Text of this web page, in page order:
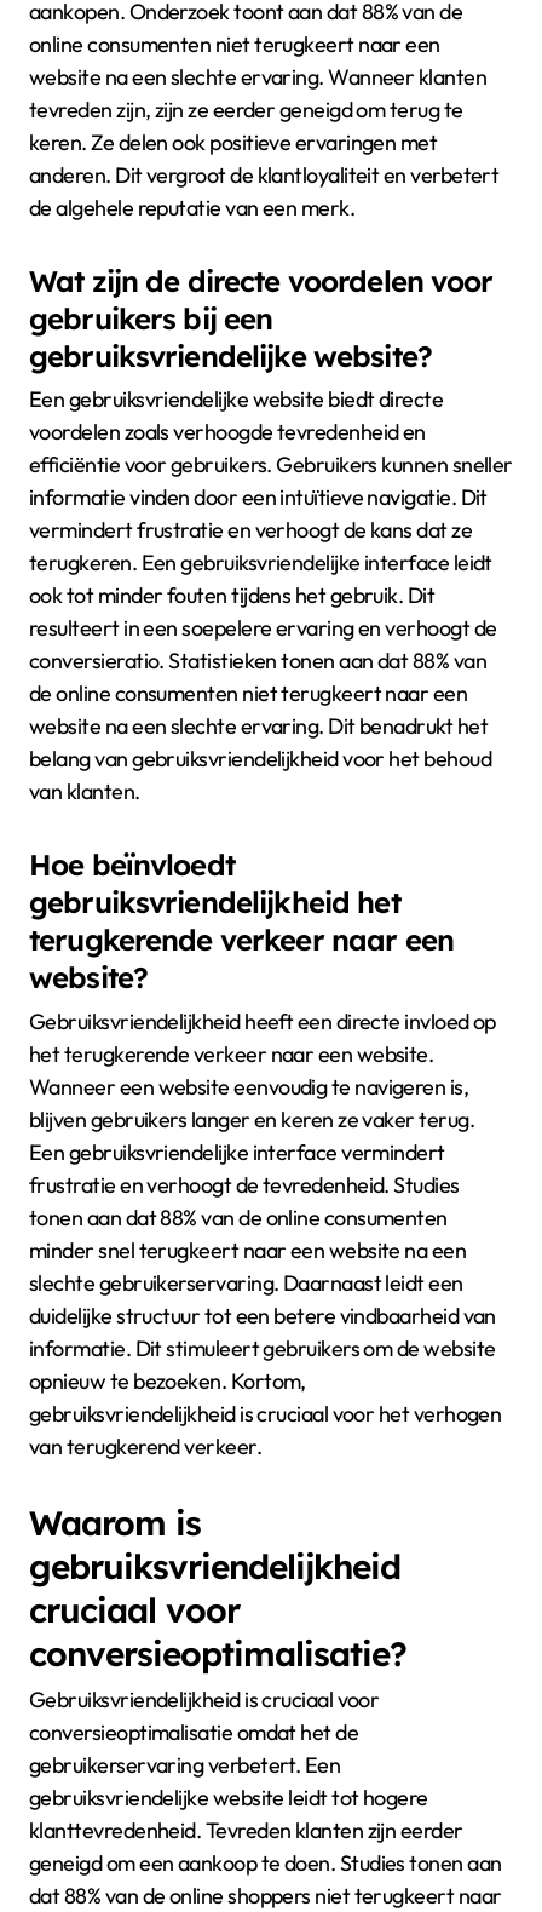
aankopen. Onderzoek toont aan dat 88% van de
online consumenten niet terugkeert naar een
website na een slechte ervaring. Wanneer klanten
tevreden zijn, zijn ze eerder geneigd om terug te
keren. Ze delen ook positieve ervaringen met
anderen. Dit vergroot de klantloyaliteit en verbetert
de algehele reputatie van een merk.
Wat zijn de directe voordelen voor
gebruikers bij een
gebruiksvriendelijke website?
Een gebruiksvriendelijke website biedt directe
voordelen zoals verhoogde tevredenheid en
efficiëntie voor gebruikers. Gebruikers kunnen sneller
informatie vinden door een intuïtieve navigatie. Dit
vermindert frustratie en verhoogt de kans dat ze
terugkeren. Een gebruiksvriendelijke interface leidt
ook tot minder fouten tijdens het gebruik. Dit
resulteert in een soepelere ervaring en verhoogt de
conversieratio. Statistieken tonen aan dat 88% van
de online consumenten niet terugkeert naar een
website na een slechte ervaring. Dit benadrukt het
belang van gebruiksvriendelijkheid voor het behoud
van klanten.
Hoe beïnvloedt
gebruiksvriendelijkheid het
terugkerende verkeer naar een
website?
Gebruiksvriendelijkheid heeft een directe invloed op
het terugkerende verkeer naar een website.
Wanneer een website eenvoudig te navigeren is,
blijven gebruikers langer en keren ze vaker terug.
Een gebruiksvriendelijke interface vermindert
frustratie en verhoogt de tevredenheid. Studies
tonen aan dat 88% van de online consumenten
minder snel terugkeert naar een website na een
slechte gebruikerservaring. Daarnaast leidt een
duidelijke structuur tot een betere vindbaarheid van
informatie. Dit stimuleert gebruikers om de website
opnieuw te bezoeken. Kortom,
gebruiksvriendelijkheid is cruciaal voor het verhogen
van terugkerend verkeer.
Waarom is
gebruiksvriendelijkheid
cruciaal voor
conversieoptimalisatie?
Gebruiksvriendelijkheid is cruciaal voor
conversieoptimalisatie omdat het de
gebruikerservaring verbetert. Een
gebruiksvriendelijke website leidt tot hogere
klanttevredenheid. Tevreden klanten zijn eerder
geneigd om een aankoop te doen. Studies tonen aan
dat 88% van de online shoppers niet terugkeert naar